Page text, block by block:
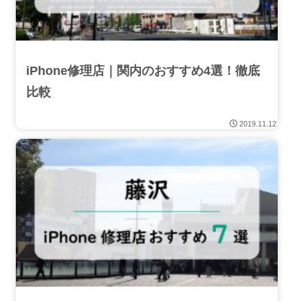
iPhone修理店｜関内のおすすめ4選！徹底
比較
2019.11.12